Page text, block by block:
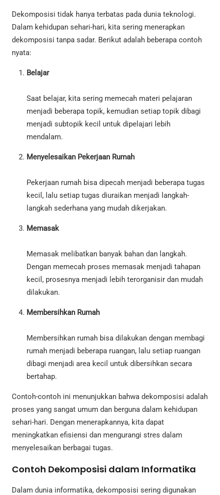
Dekomposisi tidak hanya terbatas pada dunia teknologi.
Dalam kehidupan sehari-hari, kita sering menerapkan
dekomposisi tanpa sadar. Berikut adalah beberapa contoh
nyata:
Belajar
Saat belajar, kita sering memecah materi pelajaran
menjadi beberapa topik, kemudian setiap topik dibagi
menjadi subtopik kecil untuk dipelajari lebih
mendalam.
Menyelesaikan Pekerjaan Rumah
Pekerjaan rumah bisa dipecah menjadi beberapa tugas
kecil, lalu setiap tugas diuraikan menjadi langkah-
langkah sederhana yang mudah dikerjakan.
Memasak
Memasak melibatkan banyak bahan dan langkah.
Dengan memecah proses memasak menjadi tahapan
kecil, prosesnya menjadi lebih terorganisir dan mudah
dilakukan.
Membersihkan Rumah
Membersihkan rumah bisa dilakukan dengan membagi
rumah menjadi beberapa ruangan, lalu setiap ruangan
dibagi menjadi area kecil untuk dibersihkan secara
bertahap.
Contoh-contoh ini menunjukkan bahwa dekomposisi adalah
proses yang sangat umum dan berguna dalam kehidupan
sehari-hari. Dengan menerapkannya, kita dapat
meningkatkan efisiensi dan mengurangi stres dalam
menyelesaikan berbagai tugas.
Contoh Dekomposisi dalam Informatika
Dalam dunia informatika, dekomposisi sering digunakan